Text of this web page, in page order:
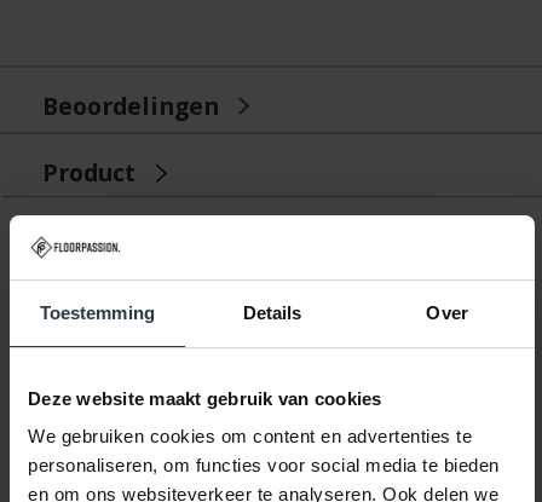
Toestemming Details Over
Deze website maakt gebruik van cookies
We gebruiken cookies om content en advertenties te
personaliseren, om functies voor social media te bieden
en om ons websiteverkeer te analyseren. Ook delen we
Beoordelingen
Product
Gerelateerde producten